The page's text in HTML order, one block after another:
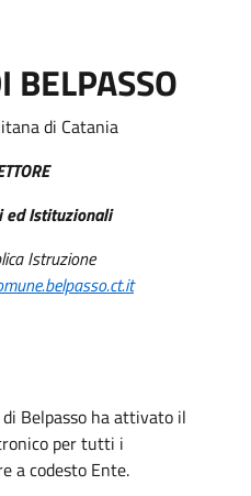
BELPASSO
di Catania
ed Istituzionali
Istruzione
Belpasso ha attivato il
per tutti i
a codesto Ente.